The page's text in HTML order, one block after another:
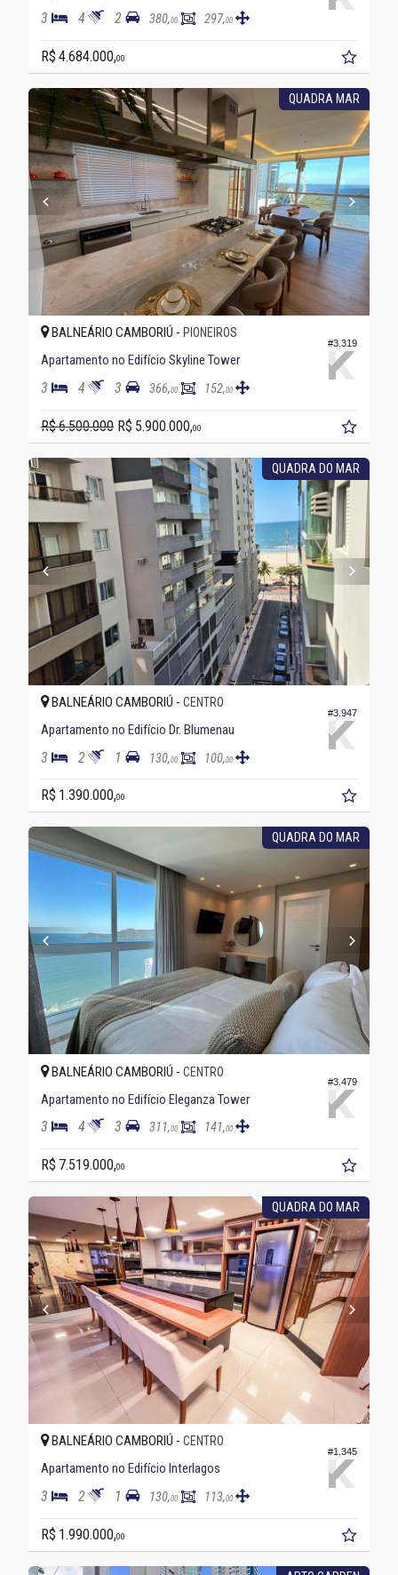
3 4 2 380,00 297,00
R$ 4.684.000,00
QUADRA MAR
#3.319
BALNEÁRIO CAMBORIÚ - PIONEIROS
Apartamento no Edifício Skyline Tower
3 4 3 366,00 152,00
R$ 6.500.000 R$ 5.900.000,00
QUADRA DO MAR
#3.947
BALNEÁRIO CAMBORIÚ - CENTRO
Apartamento no Edifício Dr. Blumenau
3 2 1 130,00 100,00
R$ 1.390.000,00
QUADRA DO MAR
#3.479
BALNEÁRIO CAMBORIÚ - CENTRO
Apartamento no Edifício Eleganza Tower
3 4 3 311,00 141,00
R$ 7.519.000,00
QUADRA DO MAR
#1.345
BALNEÁRIO CAMBORIÚ - CENTRO
Apartamento no Edifício Interlagos
3 2 1 130,00 113,00
R$ 1.990.000,00